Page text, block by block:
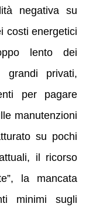
negativa su
costi energetici
lento dei
grandi privati,
per pagare
manutenzioni
su pochi
il ricorso
la mancata
minimi sugli